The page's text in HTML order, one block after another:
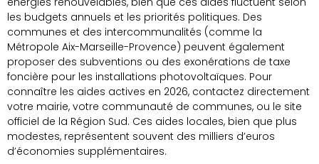
les budgets annuels et les priorités politiques. Des
communes et des intercommunalités (comme la
Métropole Aix-Marseille-Provence) peuvent également
proposer des subventions ou des exonérations de taxe
foncière pour les installations photovoltaïques. Pour
connaître les aides actives en 2026, contactez directement
votre mairie, votre communauté de communes, ou le site
officiel de la Région Sud. Ces aides locales, bien que plus
modestes, représentent souvent des milliers d’euros
d’économies supplémentaires.